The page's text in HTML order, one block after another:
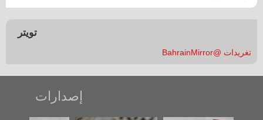
تويتر
تغريدات @BahrainMirror
إصدارات